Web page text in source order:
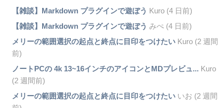
【雑談】Markdown プラグインで遊ぼう Kuro (4 日前)
【雑談】Markdown プラグインで遊ぼう みぺ (4 日前)
メリーの範囲選択の起点と終点に目印をつけたいKuro (2 週間
前)
ノートPCの 4k 13~16インチのアイコンとMDプレビュ... Kuro
(2 週間前)
メリーの範囲選択の起点と終点に目印をつけたいいお (2 週間